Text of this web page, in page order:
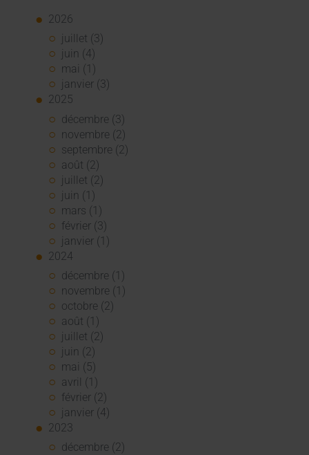
2026
juillet (3)
juin (4)
mai (1)
janvier (3)
2025
décembre (3)
novembre (2)
septembre (2)
août (2)
juillet (2)
juin (1)
mars (1)
février (3)
janvier (1)
2024
décembre (1)
novembre (1)
octobre (2)
août (1)
juillet (2)
juin (2)
mai (5)
avril (1)
février (2)
janvier (4)
2023
décembre (2)